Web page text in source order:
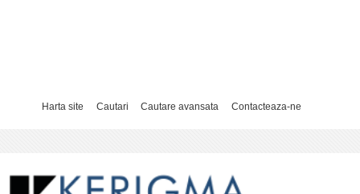
Harta site Cautari Cautare avansata Contacteaza-ne